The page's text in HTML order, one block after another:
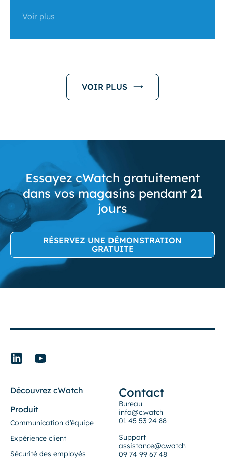
Voir plus
VOIR PLUS
Essayez cWatch gratuitement
dans vos magasins pendant 21
jours
RÉSERVEZ UNE DÉMONSTRATION
GRATUITE
Découvrez cWatch
Produit
Communication d’équipe
Expérience client
Sécurité des employés
Contact
Bureau
info@c.watch
01 45 53 24 88
Support
assistance@c.watch
09 74 99 67 48